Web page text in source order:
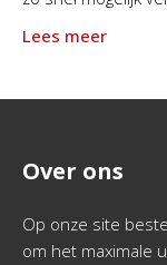
Lees meer
Over ons
Op onze site
om het maximale